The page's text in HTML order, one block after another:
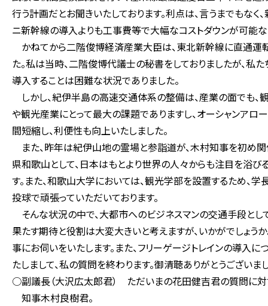
行う計画だとお聞きいたしております。利点は、言うまでもな
ニ新幹線の導入よりも工事費等で大幅なコストダウンが可能な
かねてから二階俊博経済産業大臣は、東北新幹線に直通運
た。私は当時、二階俊博代議士の秘書をしておりましたが、
導入することは困難な状況でありました。
しかし、紀伊半島の高速交通体系の整備は、産業の面でも
や観光産業にとって最大の課題でありますし、オーシャンア
間短縮し、利便性も向上いたしました。
また、昨年は紀伊山地の霊場と参詣道が、木村知事を初め
県和歌山として、日本はもとより世界の人々からも注目を浴
す。また、和歌山大学においては、観光学部を設置するため
投球で頑張っていただいております。
そんな状況の中で、大都市へのビジネスマンの交通手段と
果たす期待と役割は大変大きいと考えますが、いかがでしょう
事にお伺いをいたします。また、フリーゲージトレインの導
たしまして、私の質問を終わります。御清聴ありがとうございま
○副議長（大沢広太郎君） ただいまの花田健吉君の質問に対
知事木村良樹君。